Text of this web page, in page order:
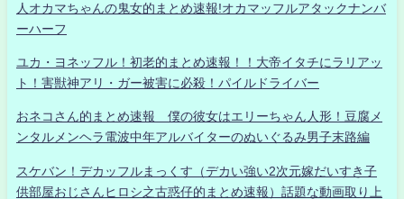
人オカマちゃんの鬼女的まとめ速報!オカマッフルアタックナンバ
ーハーフ
ユカ・ヨネッフル！初老的まとめ速報！！大帝イタチにラリアッ
ト！害獣神アリ・ガー被害に必殺！パイルドライバー
おネコさん的まとめ速報 僕の彼女はエリーちゃん人形！豆腐メ
ンタルメンヘラ電波中年アルバイターのぬいぐるみ男子末路編
スケバン！デカッフルまっくす（デカい強い2次元嫁だいすき子
供部屋おじさんヒロシ之古惑仔的まとめ速報）話題な動画取り上